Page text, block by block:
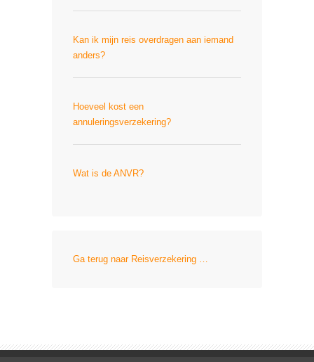
Kan ik mijn reis overdragen aan iemand
anders?
Hoeveel kost een
annuleringsverzekering?
Wat is de ANVR?
Ga terug naar Reisverzekering …